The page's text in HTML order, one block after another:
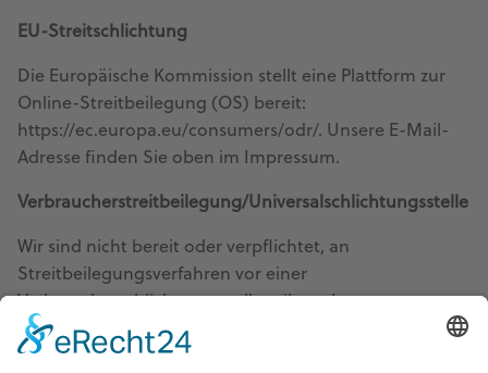
EU-Streitschlichtung
Die Europäische Kommission stellt eine Plattform zur
Online-Streitbeilegung (OS) bereit:
https://ec.europa.eu/consumers/odr/. Unsere E-Mail-
Adresse finden Sie oben im Impressum.
Verbraucher­streit­beilegung/Universal­schlichtungs­stelle
Wir sind nicht bereit oder verpflichtet, an
Streitbeilegungsverfahren vor einer
Verbraucherschlichtungsstelle teilzunehmen.